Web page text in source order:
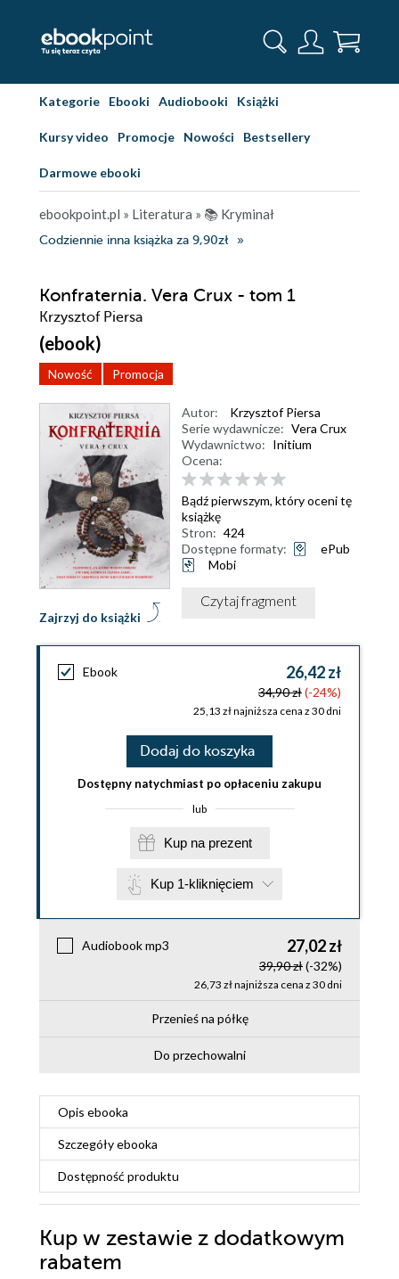
Kategorie Ebooki Audiobooki Książki
Kursy video Promocje Nowości Bestsellery
Darmowe ebooki
ebookpoint.pl » Literatura » 📚 Kryminał
Codziennie inna książka za 9,90zł
Konfraternia. Vera Crux - tom 1
Krzysztof Piersa
(ebook)
Nowość Promocja
Zajrzyj do książki
Autor:
Krzysztof Piersa
Serie wydawnicze: Vera Crux
Wydawnictwo: Initium
Ocena:
Bądź pierwszym, który oceni tę
książkę
Stron: 424
Dostępne formaty:
ePub
Mobi
Czytaj fragment
Ebook 26,42 zł
34,90 zł(-24%)
25,13 zł najniższa cena z 30 dni
Dodaj do koszyka
Dostępny natychmiast po opłaceniu zakupu
lub
Kup na prezent
Kup 1-kliknięciem
Audiobook mp3 27,02 zł
39,90 zł(-32%)
26,73 zł najniższa cena z 30 dni
Przenieś na półkę
Do przechowalni
Opis ebooka
Szczegółyebooka
Dostępność produktu
Kup w zestawie z dodatkowym
rabatem